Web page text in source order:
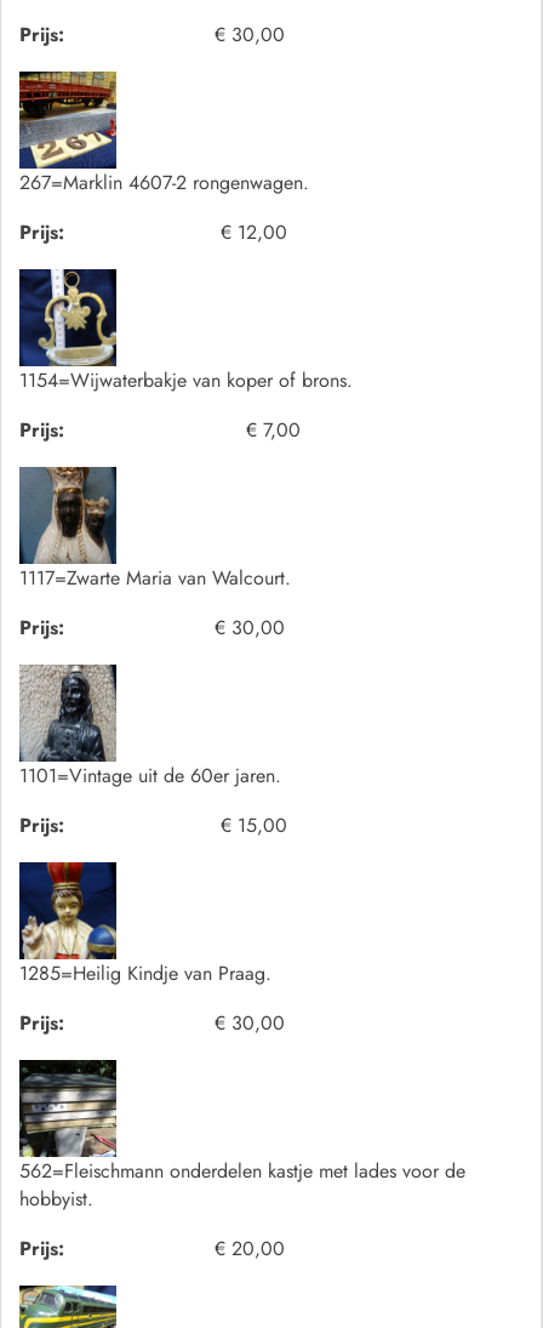
Prijs:
€ 30,00
267=Marklin 4607-2 rongenwagen.
Prijs:
€ 12,00
1154=Wijwaterbakje van koper of brons.
Prijs:
€ 7,00
1117=Zwarte Maria van Walcourt.
Prijs:
€ 30,00
1101=Vintage uit de 60er jaren.
Prijs:
€ 15,00
1285=Heilig Kindje van Praag.
Prijs:
€ 30,00
562=Fleischmann onderdelen kastje met lades voor de
hobbyist.
Prijs:
€ 20,00